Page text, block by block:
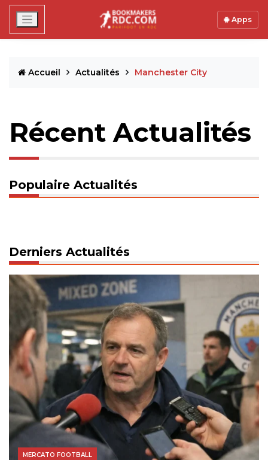
Apps
Accueil Actualités Manchester City
Récent Actualités
Populaire Actualités
Derniers Actualités
COUPE DU MONDE
MERCATO FOOTBALL